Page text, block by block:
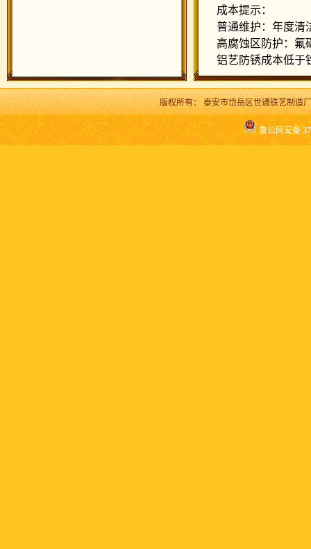
成本提示：
普通维护：年度清
高腐蚀区防护：氟
铝艺防锈成本低于
版权所有： 泰安市岱岳区世通铁艺制造厂
鲁公网安备